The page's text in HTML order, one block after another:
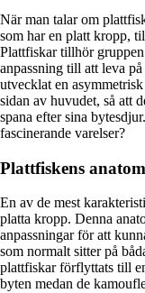
När man talar om
som har en platt kropp,
Plattfiskar tillhör
anpassning till att leva
utvecklat en
sidan av huvudet, så att
spana efter sina
fascinerande varelser?
Plattfiskens
En av de mest
platta kropp. Denna
anpassningar för att
som normalt sitter på
plattfiskar förflyttats till
byten medan de